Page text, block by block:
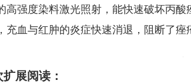
强度染料激光照射，能快速破坏丙
充血与红肿的炎症快速消退，阻断了
展阅读：